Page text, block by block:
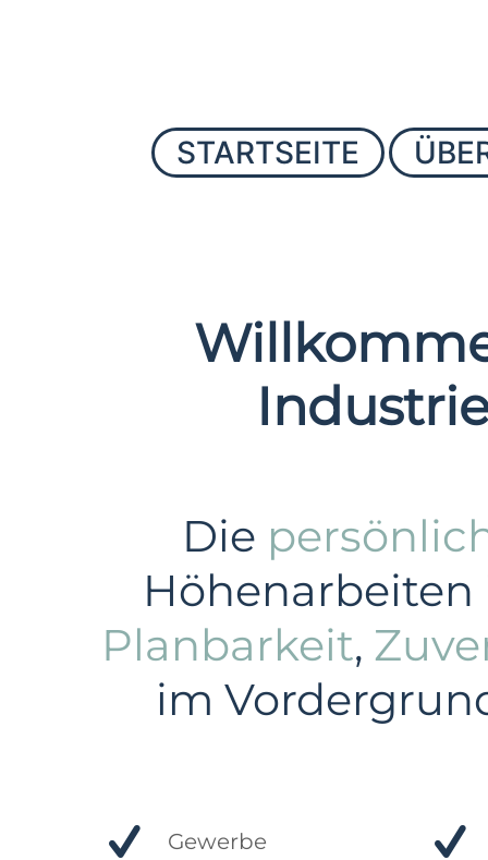
STARTSEITE
Die
Höhenarbeiten
Planbarkeit,
im
Gewerbe